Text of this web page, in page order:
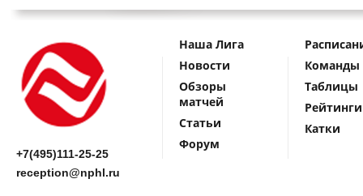
+7(495)111-25-25
reception@nphl.ru
Наша Лига
Новости
Обзоры
матчей
Статьи
Форум
Команды
Таблицы
Рейтинги
Катки